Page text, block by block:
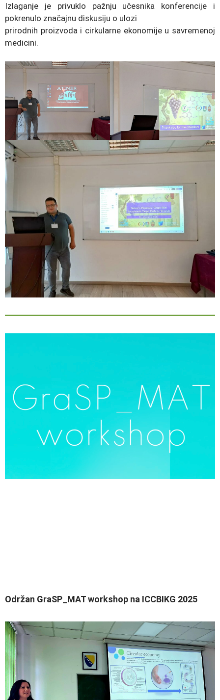
Izlaganje je privuklo pažnju učesnika konferencije i
pokrenulo značajnu diskusiju o ulozi
prirodnih proizvoda i cirkularne ekonomije u savremenoj
medicini.
Održan GraSP_MAT workshop na ICCBIKG 2025